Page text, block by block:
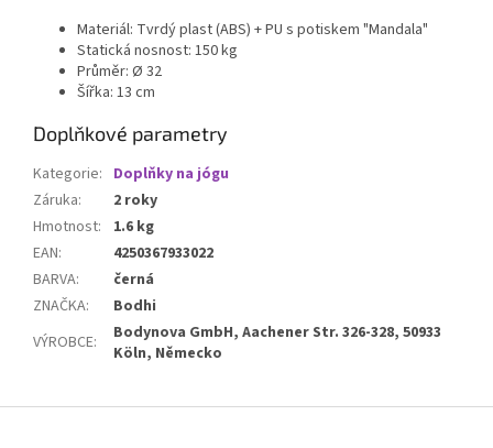
Materiál: Tvrdý plast (ABS) + PU s potiskem "Mandala"
Statická nosnost: 150 kg
Průměr: Ø 32
Šířka: 13 cm
Doplňkové parametry
Kategorie: Doplňky na jógu
Záruka:
2 roky
Hmotnost:
1.6 kg
EAN:
4250367933022
BARVA:
černá
ZNAČKA:
Bodhi
VÝROBCE:
Bodynova GmbH, Aachener Str. 326-328, 50933
Köln, Německo